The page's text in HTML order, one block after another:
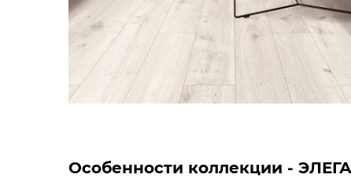
Особенности коллекции -